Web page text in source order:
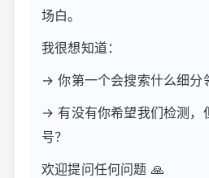
场白。
我很想知道：
→ 你第一个会搜索什么细分
→ 有没有你希望我们检测，
号？
欢迎提问任何问题 🙏